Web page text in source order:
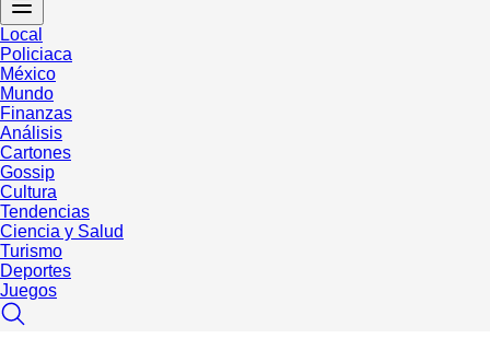
Local
Policiaca
México
Mundo
Finanzas
Análisis
Cartones
Gossip
Cultura
Tendencias
Ciencia y Salud
Turismo
Deportes
Juegos